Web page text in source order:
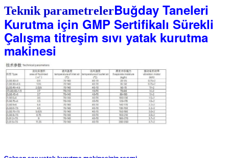
Teknik parametrelerBuğday Taneleri
Kurutma için GMP Sertifikalı Sürekli
Çalışma titreşim sıvı yatak kurutma
makinesi